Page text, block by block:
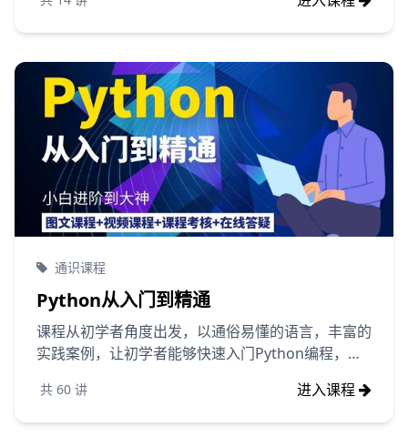
通识课程
Python从入门到精通
课程从初学者角度出发，以通俗易懂的语言，丰富的
实践案例，让初学者能够快速入门Python编程，全
共 60 讲 进入课程